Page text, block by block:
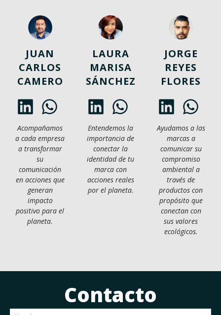
JUAN
CARLOS
CAMERO
Acompañamos
a cada empresa
a transformar
su
comunicación
en acciones que
generan
impacto
positivo para el
planeta.
LAURA
MARISA
SÁNCHEZ
Entendemos la
importancia de
conectar la
identidad de tu
marca con
acciones reales
por el planeta.
JORGE
REYES
FLORES
Ayudamos a las
marcas a
comunicar su
compromiso
ambiental a
través de
productos con
propósito que
conectan con
sus valores
ecológicos.
Contacto